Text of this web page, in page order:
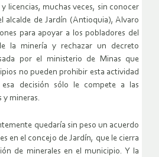
licencias, muchas veces, sin conocer
alcalde de Jardín (Antioquia), Alvaro
para apoyar a los pobladores del
la minería y rechazar un decreto
por el ministerio de Minas que
no pueden prohibir esta actividad
decisión sólo le compete a las
y mineras.
quedaría sin peso un acuerdo
en el concejo de Jardín, que le cierra
de minerales en el municipio. Y la